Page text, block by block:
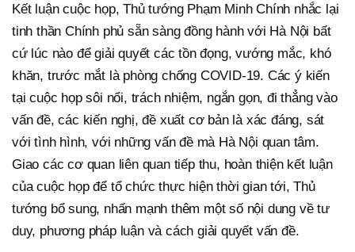
Kết luận cuộc họp, Thủ tướng Phạm Minh Chính nhắc lại
tinh thần Chính phủ sẵn sàng đồng hành với Hà Nội bất
cứ lúc nào để giải quyết các tồn đọng, vướng mắc, khó
khăn, trước mắt là phòng chống COVID-19. Các ý kiến
tại cuộc họp sôi nổi, trách nhiệm, ngắn gọn, đi thẳng vào
vấn đề, các kiến nghị, đề xuất cơ bản là xác đáng, sát
với tình hình, với những vấn đề mà Hà Nội quan tâm.
Giao các cơ quan liên quan tiếp thu, hoàn thiện kết luận
của cuộc họp để tổ chức thực hiện thời gian tới, Thủ
tướng bổ sung, nhấn mạnh thêm một số nội dung về tư
duy, phương pháp luận và cách giải quyết vấn đề.